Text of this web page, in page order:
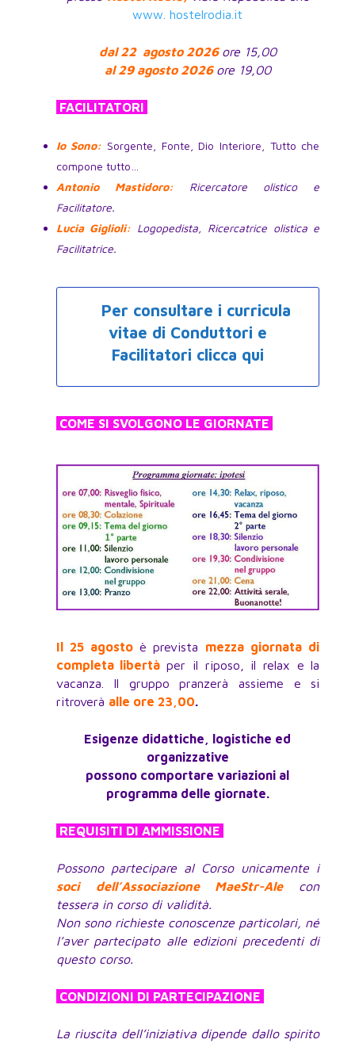
www. hostelrodia.it
dal 22 agosto 2026 ore 15,00
al 29 agosto 2026 ore 19,00
FACILITATORI
Io Sono: Sorgente, Fonte, Dio Interiore, Tutto che
compone tutto…
Antonio Mastidoro:Ricercatore olistico e
Facilitatore.
Lucia Giglioli: Logopedista, Ricercatrice olistica e
Facilitatrice.
Per consultare i curricula
vitae di Conduttori e
Facilitatori clicca qui
COME SI SVOLGONO LE GIORNATE
Il 25 agosto è prevista mezza giornata di
completa libertàper il riposo, il relax e la
vacanza. Il gruppo pranzerà assieme e si
ritroverà alle ore 23,00
Esigenze didattiche, logistiche ed
organizzative
possono comportare variazioni al
programma delle giornate.
REQUISITI DI AMMISSIONE
Possono partecipare al Corso unicamente i
soci dell’Associazione MaeStr-Ale con
tessera in corso di validità.
Non sono richieste conoscenze particolari, né
l’aver partecipato alle edizioni precedenti di
questo corso.
CONDIZIONI DI PARTECIPAZIONE
La riuscita dell’iniziativa dipende dallo spirito